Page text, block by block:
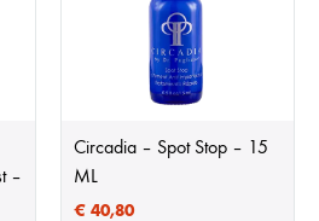
–
Circadia – Spot Stop – 15
ML
€ 40,80